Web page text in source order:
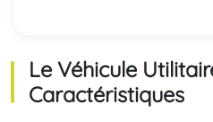
Le Véhicule
Caractéristiques